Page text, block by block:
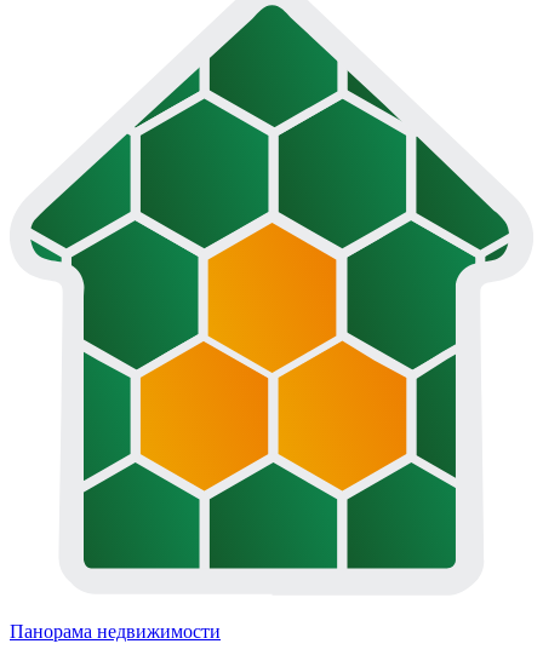
Панорама недвижимости